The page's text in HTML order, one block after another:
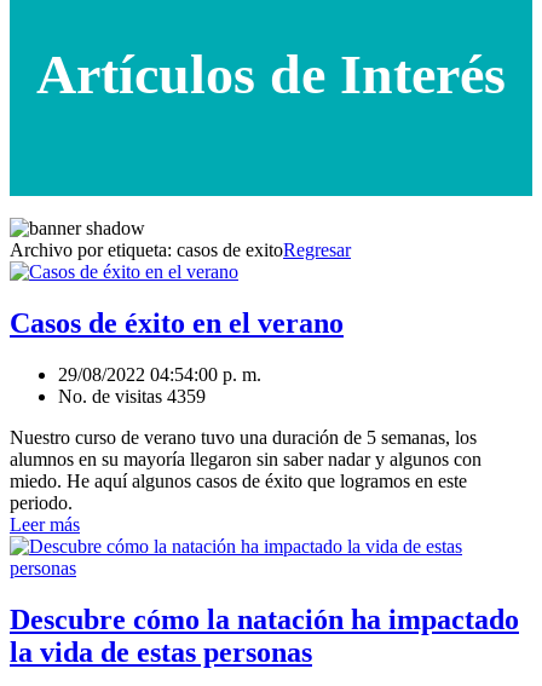
Artículos de Interés
Archivo por etiqueta: casos de exitoRegresar
Casos de éxito en el verano
29/08/2022 04:54:00 p. m.
No. de visitas 4359
Nuestro curso de verano tuvo una duración de 5 semanas, los
alumnos en su mayoría llegaron sin saber nadar y algunos con
miedo. He aquí algunos casos de éxito que logramos en este
periodo.
Leer más
Descubre cómo la natación ha impactado
la vida de estas personas